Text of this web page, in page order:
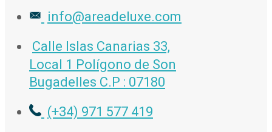
info@areadeluxe.com
Calle Islas Canarias 33,
Local 1 Polígono de Son
Bugadelles C.P : 07180
(+34) 971 577 419